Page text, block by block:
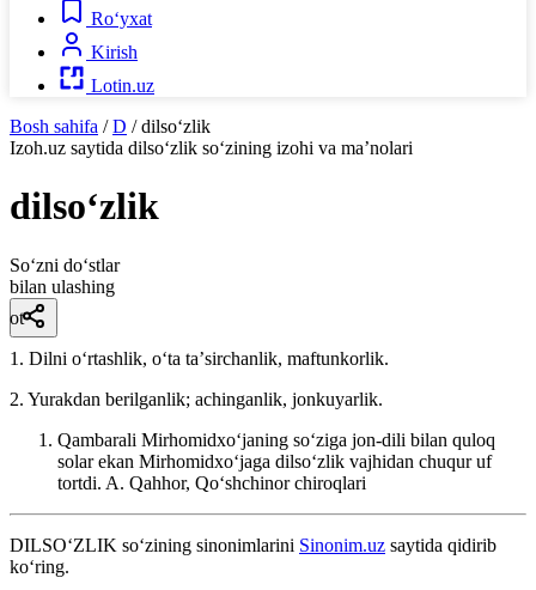
Ro‘yxat
Kirish
Lotin.uz
Bosh sahifa / D / dilso‘zlik
Izoh.uz saytida dilso‘zlik so‘zining izohi va ma’nolari
dilso‘zlik
So‘zni do‘stlar
bilan ulashing
ot
1. Dilni oʻrtashlik, oʻta taʼsirchanlik, maftunkorlik.
2. Yurakdan berilganlik; achinganlik, jonkuyarlik.
Qambarali Mirhomidxoʻjaning soʻziga jon-dili bilan quloq
solar ekan Mirhomidxoʻjaga dilsoʻzlik vajhidan chuqur uf
tortdi. A. Qahhor, Qoʻshchinor chiroqlari
DILSO‘ZLIK so‘zining sinonimlarini Sinonim.uz saytida qidirib
ko‘ring.